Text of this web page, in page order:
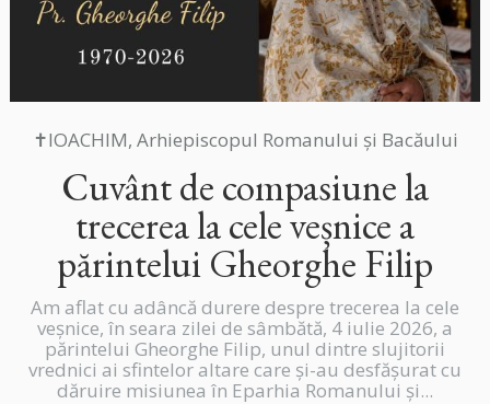
✝IOACHIM, Arhiepiscopul Romanului și Bacăului
Cuvânt de compasiune la
trecerea la cele veșnice a
părintelui Gheorghe Filip
Am aflat cu adâncă durere despre trecerea la cele
veșnice, în seara zilei de sâmbătă, 4 iulie 2026, a
părintelui Gheorghe Filip, unul dintre slujitorii
vrednici ai sfintelor altare care și-au desfășurat cu
dăruire misiunea în Eparhia Romanului și...